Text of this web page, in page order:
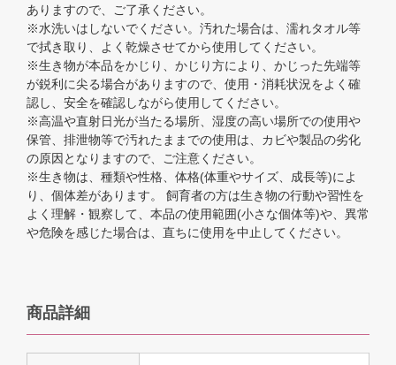
ありますので、ご了承ください。
※水洗いはしないでください。汚れた場合は、濡れタオル等
で拭き取り、よく乾燥させてから使用してください。
※生き物が本品をかじり、かじり方により、かじった先端等
が鋭利に尖る場合がありますので、使用・消耗状況をよく確
認し、安全を確認しながら使用してください。
※高温や直射日光が当たる場所、湿度の高い場所での使用や
保管、排泄物等で汚れたままでの使用は、カビや製品の劣化
の原因となりますので、ご注意ください。
※生き物は、種類や性格、体格(体重やサイズ、成長等)によ
り、個体差があります。 飼育者の方は生き物の行動や習性を
よく理解・観察して、本品の使用範囲(小さな個体等)や、異常
や危険を感じた場合は、直ちに使用を中止してください。
商品詳細